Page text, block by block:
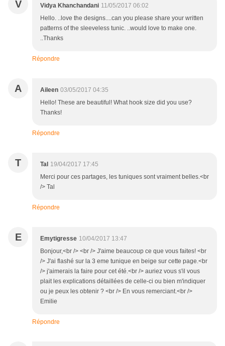
V Vidya Khanchandani 11/05/2017 06:02
Hello. ..love the designs....can you please share your written
patterns of the sleeveless tunic. ..would love to make one.
..Thanks
Répondre
A Aileen 03/05/2017 04:35
Hello! These are beautiful! What hook size did you use?
Thanks!
Répondre
T Tal 19/04/2017 17:45
Merci pour ces partages, les tuniques sont vraiment belles.<br
/> Tal
Répondre
E Emytigresse 10/04/2017 13:47
Bonjour,<br /> <br /> J'aime beaucoup ce que vous faites! <br
/> J'ai flashé sur la 3 eme tunique en beige sur cette page.<br
/> j'aimerais la faire pour cet été.<br /> auriez vous s'il vous
plait les explications détaillées de celle-ci ou bien m'indiquer
ou je peux les obtenir ? <br /> En vous remerciant.<br />
Emilie
Répondre